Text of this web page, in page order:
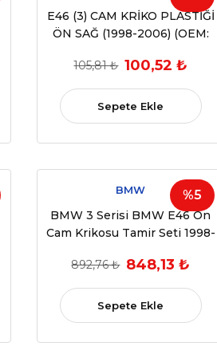
E46 (3) CAM KRİKO PLASTİĞİ
ÖN SAĞ (1998-2006) (OEM:
105,81 ₺ 100,52 ₺
Sepete Ekle
%5
BMW
BMW 3 Serisi BMW E46 Ön
Cam Krikosu Tamir Seti 1998-
892,76 ₺ 848,13 ₺
Sepete Ekle